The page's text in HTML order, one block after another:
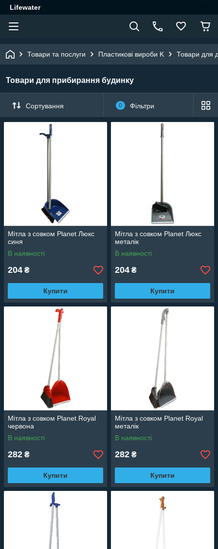
Lifewater
Товари та послуги Пластикові вироби K Товари для
Товари для прибирання будинку
Сортування 0 Фільтри
Мітла з совком Planet Люкс
синя
В наявності
204 ₴
Купити
Мітла з совком Planet Люкс
металік
В наявності
204 ₴
Купити
Мітла з совком Planet Royal
червона
В наявності
282 ₴
Купити
Мітла з совком Planet Royal
металік
В наявності
282 ₴
Купити